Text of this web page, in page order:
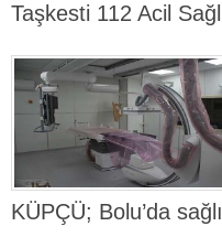
Taşkesti 112 Acil
KÜPÇÜ; Bolu’da